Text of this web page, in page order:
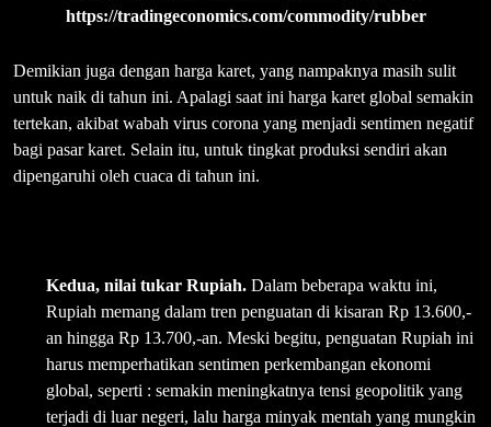
https://tradingeconomics.com/commodity/rubber
Demikian juga dengan harga karet, yang nampaknya masih sulit
untuk naik di tahun ini. Apalagi saat ini harga karet global semakin
tertekan, akibat wabah virus corona yang menjadi sentimen negatif
bagi pasar karet. Selain itu, untuk tingkat produksi sendiri akan
dipengaruhi oleh cuaca di tahun ini.
Kedua, nilai tukar Rupiah. Dalam beberapa waktu ini,
Rupiah memang dalam tren penguatan di kisaran Rp 13.600,-
an hingga Rp 13.700,-an. Meski begitu, penguatan Rupiah ini
harus memperhatikan sentimen perkembangan ekonomi
global, seperti : semakin meningkatnya tensi geopolitik yang
terjadi di luar negeri, lalu harga minyak mentah yang mungkin